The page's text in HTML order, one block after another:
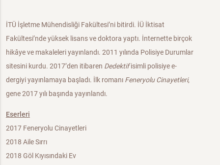
İTÜ İşletme Mühendisliği Fakültesi’ni bitirdi. İÜ İktisat
Fakültesi’nde yüksek lisans ve doktora yaptı. İnternette birçok
hikâye ve makaleleri yayınlandı. 2011 yılında Polisiye Durumlar
sitesini kurdu. 2017’den itibaren Dedektifisimli polisiye e-
dergiyi yayınlamaya başladı. İlk romanı Feneryolu Cinayetleri,
gene 2017 yılı başında yayınlandı.
Eserleri
2017 Feneryolu Cinayetleri
2018 Aile Sırrı
2018 Göl Kıyısındaki Ev